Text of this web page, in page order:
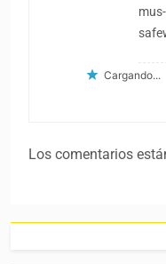
Cargando...
Los comentarios